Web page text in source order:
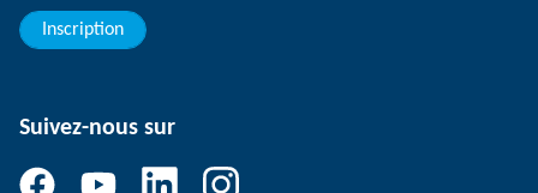
Vos avantages
Inscription
Suivez-nous sur